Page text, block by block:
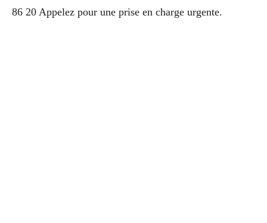
86 20 Appelez pour une prise en charge urgente.